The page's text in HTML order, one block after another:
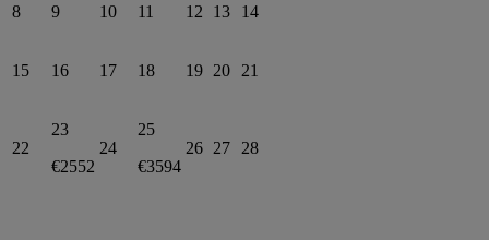
8 9 10 11 12 13 14
15 16 17 18 19 20 21
22
23
€2552
24
25
€3594
26 27 28